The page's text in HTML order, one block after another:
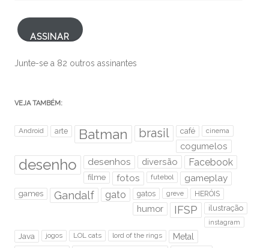
ASSINAR
Junte-se a 82 outros assinantes
VEJA TAMBÉM:
Android arte Batman brasil café cinema
cogumelos
desenho desenhos diversão Facebook
filme fotos futebol gameplay
games Gandalf gato gatos greve HERÓIS
humor IFSP ilustração
instagram
Java jogos LOL cats lord of the rings Metal